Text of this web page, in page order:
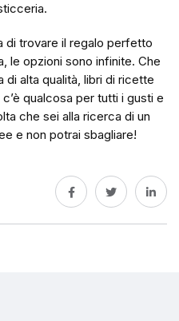
di trovare il regalo perfetto
le opzioni sono infinite. Che
alta qualità, libri di ricette
qualcosa per tutti i gusti e
che sei alla ricerca di un
e non potrai sbagliare!